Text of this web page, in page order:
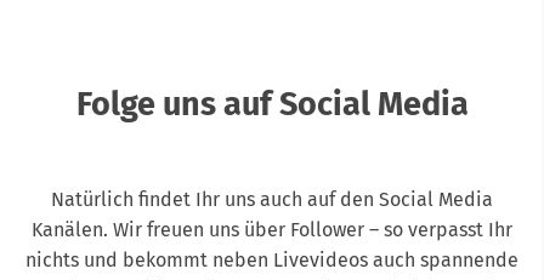
Folge uns auf Social Media
Natürlich findet Ihr uns auch auf den Social Media
Kanälen. Wir freuen uns über Follower – so verpasst Ihr
nichts und bekommt neben Livevideos auch spannende